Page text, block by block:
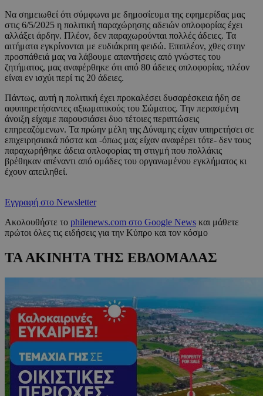
Να σημειωθεί ότι σύμφωνα με δημοσίευμα της εφημερίδας μας
στις 6/5/2025 η πολιτική παραχώρησης αδειών οπλοφορίας έχει
αλλάξει άρδην. Πλέον, δεν παραχωρούνται πολλές άδειες. Τα
αιτήματα εγκρίνονται με ευδιάκριτη φειδώ. Επιπλέον, χθες στην
προσπάθειά μας να λάβουμε απαντήσεις από γνώστες του
ζητήματος, μας αναφέρθηκε ότι από 80 άδειες οπλοφορίας, πλέον
είναι εν ισχύι περί τις 20 άδειες.
Πάντως, αυτή η πολιτική έχει προκαλέσει δυσαρέσκεια ήδη σε
αφυπηρετήσαντες αξιωματικούς του Σώματος. Την περασμένη
άνοιξη είχαμε παρουσιάσει δυο τέτοιες περιπτώσεις
επηρεαζόμενων. Τα πρώην μέλη της Δύναμης είχαν υπηρετήσει σε
επιχειρησιακά πόστα και -όπως μας είχαν αναφέρει τότε- δεν τους
παραχωρήθηκε άδεια οπλοφορίας τη στιγμή που πολλάκις
βρέθηκαν απέναντι από ομάδες του οργανωμένου εγκλήματος κι
έχουν απειληθεί.
Εγγραφή στο Newsletter
Ακολουθήστε το philenews.com στο Google News και μάθετε
πρώτοι όλες τις ειδήσεις για την Κύπρο και τον κόσμο
ΤΑ ΑΚΙΝΗΤΑ ΤΗΣ ΕΒΔΟΜΑΔΑΣ